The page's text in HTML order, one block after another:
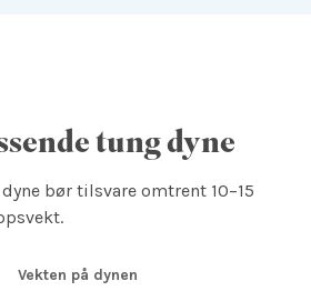
tung dyne
bør tilsvare omtrent 10–15
Vekten på dynen